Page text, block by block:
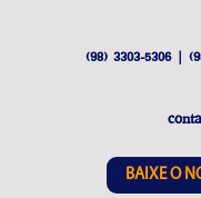
(98) 3303-5306 |
BAIXE O